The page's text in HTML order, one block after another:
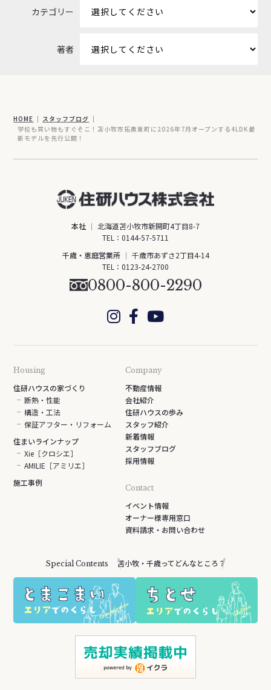
カテゴリー
著者
HOME
スタッフブログ
学校も買い物もすぐそこ！苫小牧市拓勇東町に2026年7月オープンする4LDK最
新モデルを先行公開！
本社
北海道苫小牧市新開町4丁目8-7
TEL： 0144-57-5711
千歳・恵庭営業所
千歳市あずさ2丁目4-14
TEL： 0123-24-2700
0800-800-2290
Housing
住研ハウスの家づくり
断熱・性能
構造・工法
保証アフター・リフォーム
住まいラインナップ
Xie［クロシエ］
AMILIE［アミリエ］
施工事例
Company
不動産情報
会社紹介
住研ハウスの歩み
スタッフ紹介
新着情報
スタッフブログ
採用情報
Contact
イベント情報
オーナー様専用窓口
資料請求・お問い合わせ
Special Contents 苫小牧・千歳ってどんなところ？